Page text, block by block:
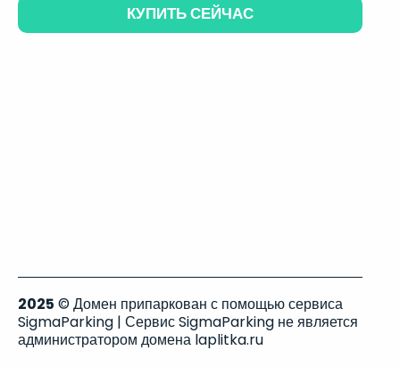
КУПИТЬ СЕЙЧАС
2025 © Домен припаркован с помощью сервиса
SigmaParking | Сервис SigmaParking не является
администратором домена laplitka.ru